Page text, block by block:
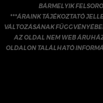
BÁRMELYIK
***ÁRAINK TÁJÉKOZTATÓ
VÁLTOZÁSÁNAK
AZ OLDAL NEM WEB
OLDALON TALÁLHATÓ